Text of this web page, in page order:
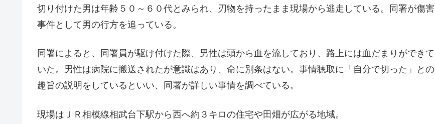
切り付けた男は年齢５０～６０代とみられ、刃物を持ったまま現場から逃走している。同署が傷害
事件として男の行方を追っている。
同署によると、同署員が駆け付けた際、男性は頭から血を流しており、路上には血だまりができて
いた。男性は病院に搬送されたが意識はあり、命に別条はない。事情聴取に「自分で切った」との
趣旨の説明をしているといい、同署が詳しい事情を調べている。
現場はＪＲ相模線相武台下駅から西へ約３キロの住宅や田畑が広がる地域。